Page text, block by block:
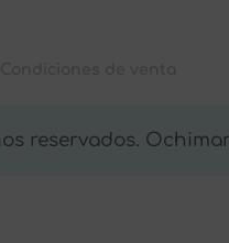
reservados.